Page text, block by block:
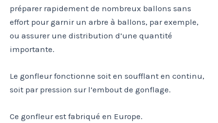
préparer rapidement de nombreux ballons sans
effort pour garnir un arbre à ballons, par exemple,
ou assurer une distribution d’une quantité
importante.
Le gonfleur fonctionne soit en soufflant en continu,
soit par pression sur l’embout de gonflage.
Ce gonfleur est fabriqué en Europe.